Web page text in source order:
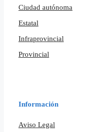
Ciudad autónoma
Estatal
Infraprovincial
Provincial
Información
Aviso Legal